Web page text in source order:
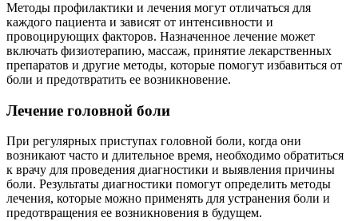
Методы профилактики и лечения могут отличаться для
каждого пациента и зависят от интенсивности и
провоцирующих факторов. Назначенное лечение может
включать физиотерапию, массаж, принятие лекарственных
препаратов и другие методы, которые помогут избавиться от
боли и предотвратить ее возникновение.
Лечение головной боли
При регулярных приступах головной боли, когда они
возникают часто и длительное время, необходимо обратиться
к врачу для проведения диагностики и выявления причины
боли. Результаты диагностики помогут определить методы
лечения, которые можно применять для устранения боли и
предотвращения ее возникновения в будущем.